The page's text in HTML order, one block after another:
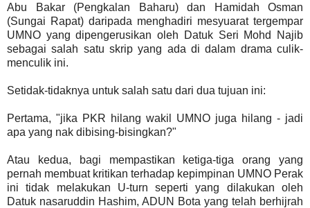
Abu Bakar (Pengkalan Baharu) dan Hamidah Osman
(Sungai Rapat) daripada menghadiri mesyuarat tergempar
UMNO yang dipengerusikan oleh Datuk Seri Mohd Najib
sebagai salah satu skrip yang ada di dalam drama culik-
menculik ini.
Setidak-tidaknya untuk salah satu dari dua tujuan ini:
Pertama, "jika PKR hilang wakil UMNO juga hilang - jadi
apa yang nak dibising-bisingkan?"
Atau kedua, bagi mempastikan ketiga-tiga orang yang
pernah membuat kritikan terhadap kepimpinan UMNO Perak
ini tidak melakukan U-turn seperti yang dilakukan oleh
Datuk nasaruddin Hashim, ADUN Bota yang telah berhijrah